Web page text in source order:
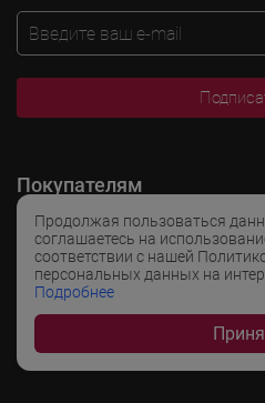
Продолжая пользоваться
соглашаетесь на
соответствии с нашей
персональных данных на
Подробнее
Покупателям
O LADOGA Wine
Интересные разделы
Популярные разделы